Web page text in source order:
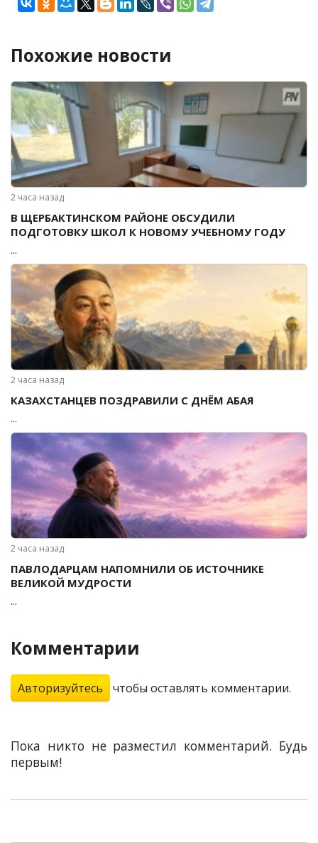
Похожие новости
2 часа назад
В ЩЕРБАКТИНСКОМ РАЙОНЕ ОБСУДИЛИ
ПОДГОТОВКУ ШКОЛ К НОВОМУ УЧЕБНОМУ ГОДУ
...
2 часа назад
КАЗАХСТАНЦЕВ ПОЗДРАВИЛИ С ДНЁМ АБАЯ
...
2 часа назад
ПАВЛОДАРЦАМ НАПОМНИЛИ ОБ ИСТОЧНИКЕ
ВЕЛИКОЙ МУДРОСТИ
...
Комментарии
Авторизуйтесь чтобы оставлять комментарии.
Пока никто не разместил комментарий. Будь
первым!